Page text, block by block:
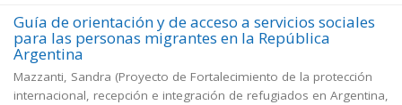
Guía de orientación y de acceso a servicios sociales
para las personas migrantes en la República
Argentina
Mazzanti, Sandra (Proyecto de Fortalecimiento de la protección
internacional, recepción e integración de refugiados en Argentina,